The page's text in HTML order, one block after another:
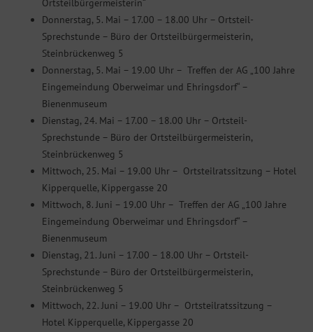
Ortsteilbürgermeisterin“
Donnerstag, 5. Mai – 17.00 – 18.00 Uhr – Ortsteil-
Sprechstunde – Büro der Ortsteilbürgermeisterin,
Steinbrückenweg 5
Donnerstag, 5. Mai – 19.00 Uhr – Treffen der AG „100 Jahre
Eingemeindung Oberweimar und Ehringsdorf“ –
Bienenmuseum
Dienstag, 24. Mai – 17.00 – 18.00 Uhr – Ortsteil-
Sprechstunde – Büro der Ortsteilbürgermeisterin,
Steinbrückenweg 5
Mittwoch, 25. Mai – 19.00 Uhr – Ortsteilratssitzung – Hotel
Kipperquelle, Kippergasse 20
Mittwoch, 8. Juni – 19.00 Uhr – Treffen der AG „100 Jahre
Eingemeindung Oberweimar und Ehringsdorf“ –
Bienenmuseum
Dienstag, 21. Juni – 17.00 – 18.00 Uhr – Ortsteil-
Sprechstunde – Büro der Ortsteilbürgermeisterin,
Steinbrückenweg 5
Mittwoch, 22. Juni – 19.00 Uhr – Ortsteilratssitzung –
Hotel Kipperquelle, Kippergasse 20